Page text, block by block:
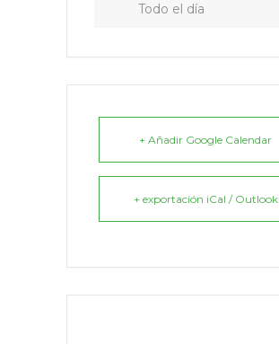
Todo el día
+ Añadir Google Calendar
+ exportación iCal / Outlook